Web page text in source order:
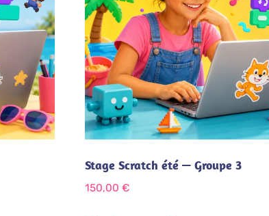
Stage Scratch été — Groupe 3
150,00 €